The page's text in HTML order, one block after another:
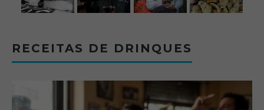
RECEITAS DE DRINQUES